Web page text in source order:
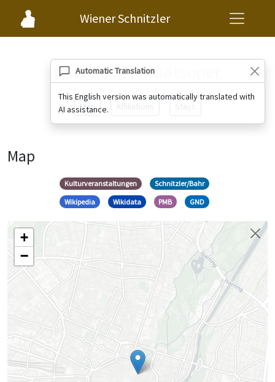
Wiener Schnitzler
Automatic Translation
This English version was automatically translated with
AI assistance.
Bayerische Staatsoper
Map
Map
Kulturveranstaltungen
Schnitzler/Bahr
Wikipedia
Wikidata PMB GND
+
−